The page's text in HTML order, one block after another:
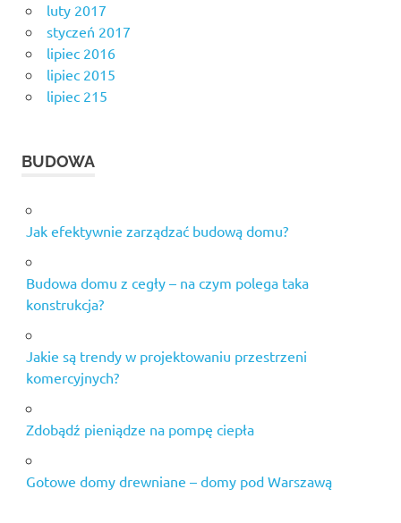
luty 2017
styczeń 2017
lipiec 2016
lipiec 2015
lipiec 215
BUDOWA
Jak efektywnie zarządzać budową domu?
Budowa domu z cegły – na czym polega taka
konstrukcja?
Jakie są trendy w projektowaniu przestrzeni
komercyjnych?
Zdobądź pieniądze na pompę ciepła
Gotowe domy drewniane – domy pod Warszawą